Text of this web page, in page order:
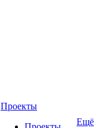
Проекты
Ещё